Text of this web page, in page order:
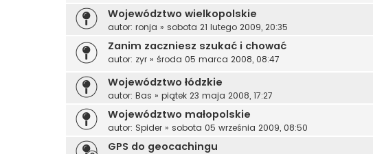
Województwo wielkopolskie
autor: ronja » sobota 21 lutego 2009, 20:35
Zanim zaczniesz szukać i chować
autor: zyr » środa 05 marca 2008, 08:47
Województwo łódzkie
autor: Bas » piątek 23 maja 2008, 17:27
Województwo małopolskie
autor: Spider » sobota 05 września 2009, 08:50
GPS do geocachingu